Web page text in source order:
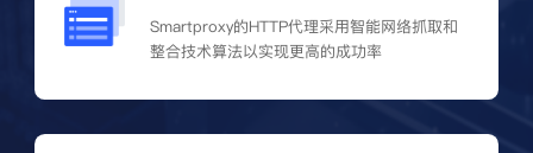
Smartproxy的HTTP代理采用智能网络抓取和
整合技术算法以实现更高的成功率